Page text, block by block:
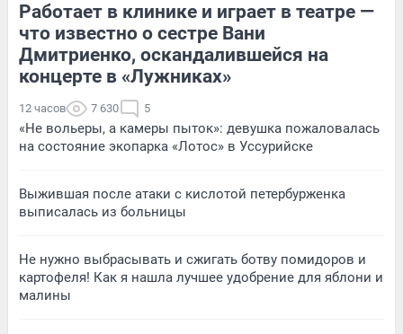
Работает в клинике и играет в театре —
что известно о сестре Вани
Дмитриенко, оскандалившейся на
концерте в «Лужниках»
12 часов 7 630 5
«Не вольеры, а камеры пыток»: девушка пожаловалась
на состояние экопарка «Лотос» в Уссурийске
Выжившая после атаки с кислотой петербурженка
выписалась из больницы
Не нужно выбрасывать и сжигать ботву помидоров и
картофеля! Как я нашла лучшее удобрение для яблони и
малины